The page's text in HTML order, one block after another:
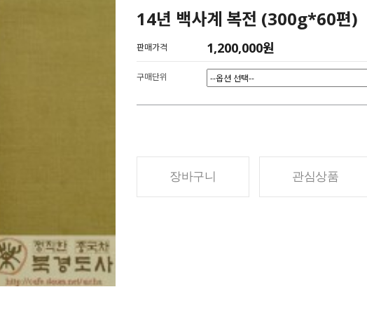
14년 백사계 복전 (300g*60편)
판매가격 1,200,000원
구매단위
장바구니 관심상품